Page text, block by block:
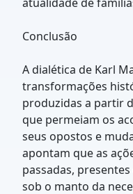
Conclusão
A dialética de Karl
transformações
produzidas a partir
que permeiam os
seus opostos e
apontam que as
passadas,
sob o manto da